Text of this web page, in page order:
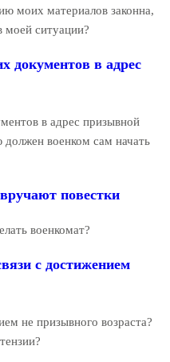
моих материалов законна,
моей ситуации?
документов в адрес
в адрес призывной
военком сам начать
повестки
военкомат?
с достижением
не призывного возраста?